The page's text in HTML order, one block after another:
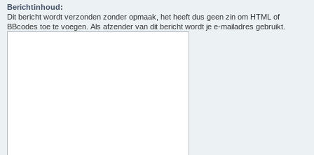
Berichtinhoud:
Dit bericht wordt verzonden zonder opmaak, het heeft dus geen zin om HTML of
BBcodes toe te voegen. Als afzender van dit bericht wordt je e-mailadres gebruikt.